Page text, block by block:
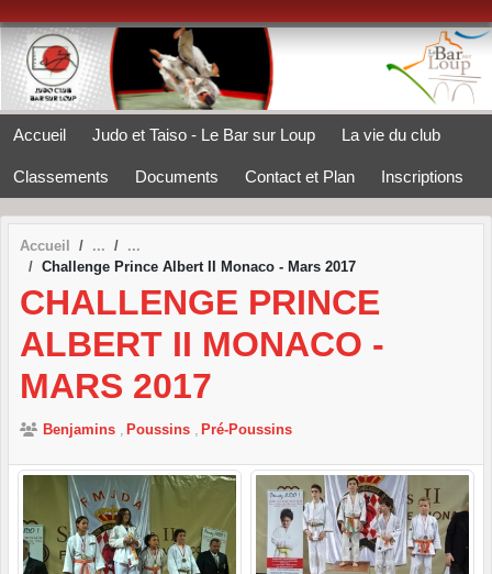
Accueil Judo et Taiso - Le Bar sur Loup La vie du club
Classements Documents Contact et Plan Inscriptions
Accueil
Challenge Prince Albert II Monaco - Mars 2017
CHALLENGE PRINCE
ALBERT II MONACO -
MARS 2017
Benjamins Poussins Pré-Poussins